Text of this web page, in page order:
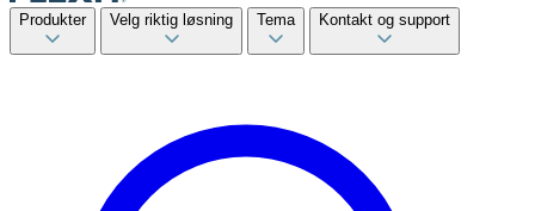
Produkter Velg riktig løsning Tema Kontakt og support